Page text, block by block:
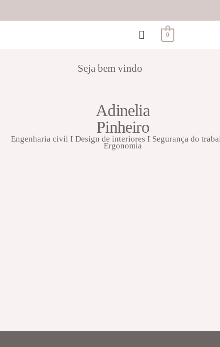
0
Seja bem vindo
Adinelia
Pinheiro
Engenharia civil I Design de interiores I Segurança do
Ergonomia